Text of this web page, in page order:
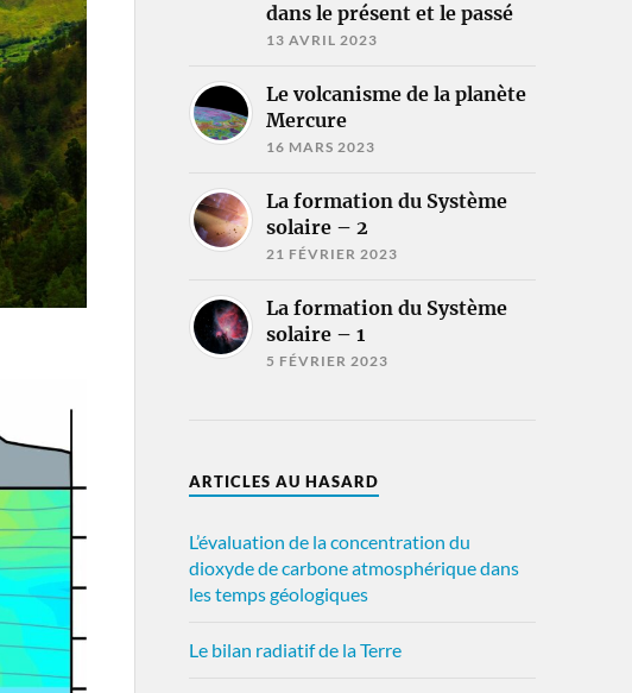
dans le présent et le passé
13 AVRIL 2023
Le volcanisme de la planète
Mercure
16 MARS 2023
La formation du Système
solaire – 2
21 FÉVRIER 2023
La formation du Système
solaire – 1
5 FÉVRIER 2023
ARTICLES AU HASARD
L’évaluation de la concentration du
dioxyde de carbone atmosphérique dans
les temps géologiques
Le bilan radiatif de la Terre